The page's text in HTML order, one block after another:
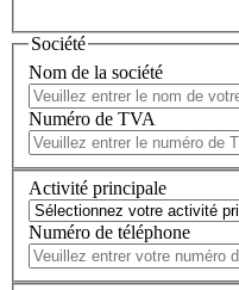
Société
Nom de la société
Numéro de TVA
Activité principale
Numéro de téléphone